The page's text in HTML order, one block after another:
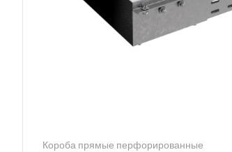
Короба прямые перфорированные